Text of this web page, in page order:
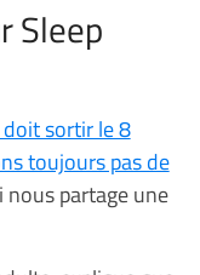
Sleep
sortir le 8
toujours pas de
nous partage une